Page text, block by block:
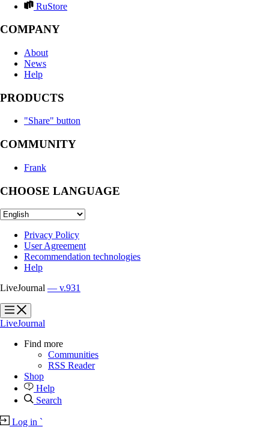
RuStore
COMPANY
About
News
Help
PRODUCTS
"Share" button
COMMUNITY
Frank
CHOOSE LANGUAGE
Privacy Policy
User Agreement
Recommendation technologies
Help
LiveJournal — v.931
?
?
LiveJournal
Find more
Communities
RSS Reader
Shop
Help
Search
Log in `